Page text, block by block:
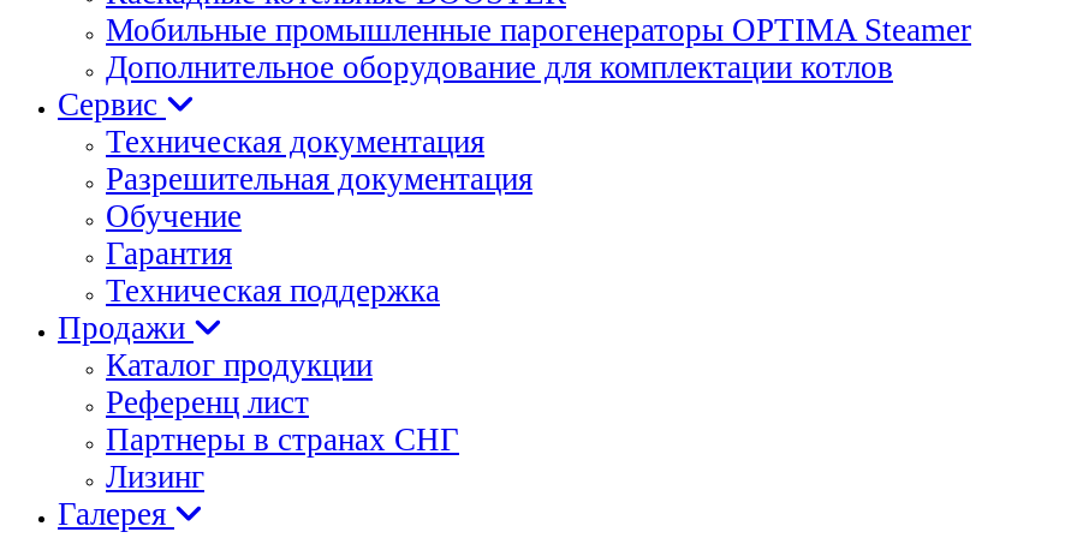
Мобильные промышленные парогенераторы OPTIMA Steamer
Дополнительное оборудование для комплектации котлов
Сервис
Техническая документация
Разрешительная документация
Обучение
Гарантия
Техническая поддержка
Продажи
Каталог продукции
Референц лист
Партнеры в странах СНГ
Лизинг
Галерея